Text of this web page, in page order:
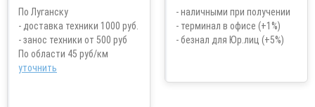
По Луганску
- доставка техники 1000 руб.
- занос техники от 500 руб
По области 45 руб/км
уточнить
- наличными при получении
- терминал в офисе (+1%)
- безнал для Юр.лиц (+5%)